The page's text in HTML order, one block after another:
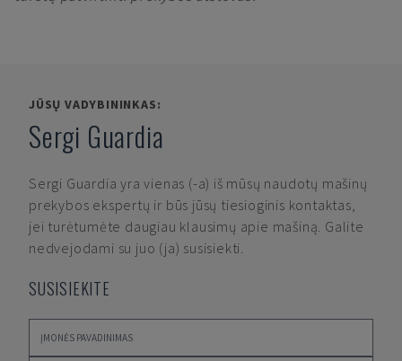
JŪSŲ VADYBININKAS:
Sergi Guardia
Sergi Guardia yra vienas (-a) iš mūsų naudotų mašinų
prekybos ekspertų ir būs jūsų tiesioginis kontaktas,
jei turėtumėte daugiau klausimų apie mašiną. Galite
nedvejodami su juo (ja) susisiekti.
SUSISIEKITE